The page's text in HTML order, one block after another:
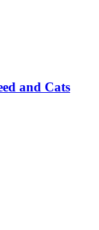
and Cats